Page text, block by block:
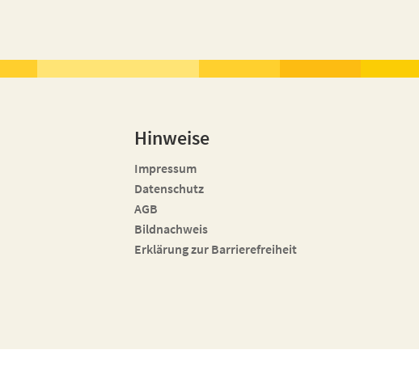
Hinweise
Impressum
Datenschutz
AGB
Bildnachweis
Erklärung zur Barrierefreiheit